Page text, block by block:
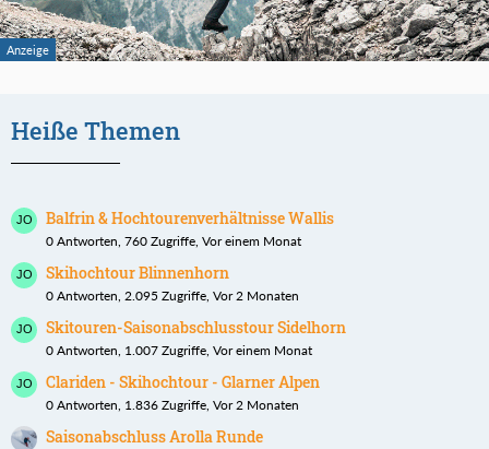
Heiße Themen
Balfrin & Hochtourenverhältnisse Wallis
0 Antworten, 760 Zugriffe, Vor einem Monat
Skihochtour Blinnenhorn
0 Antworten, 2.095 Zugriffe, Vor 2 Monaten
Skitouren-Saisonabschlusstour Sidelhorn
0 Antworten, 1.007 Zugriffe, Vor einem Monat
Clariden - Skihochtour - Glarner Alpen
0 Antworten, 1.836 Zugriffe, Vor 2 Monaten
Saisonabschluss Arolla Runde